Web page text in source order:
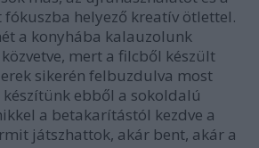
helyező kreatív ötlettel.
a konyhába kalauzolunk
mert a filcből készült
sikerén felbuzdulva most
ebből a sokoldalú
a betakarítástól kezdve a
játszhattok, akár bent, akár a